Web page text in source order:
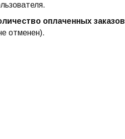
оплаченных заказов
отменен).